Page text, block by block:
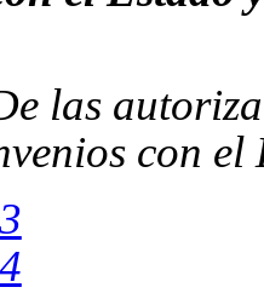
las
con el